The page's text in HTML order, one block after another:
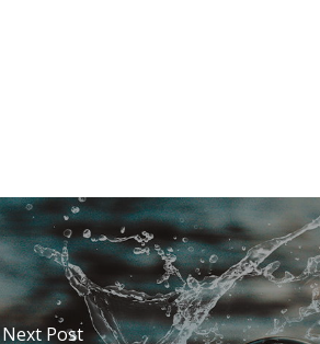
Next Post